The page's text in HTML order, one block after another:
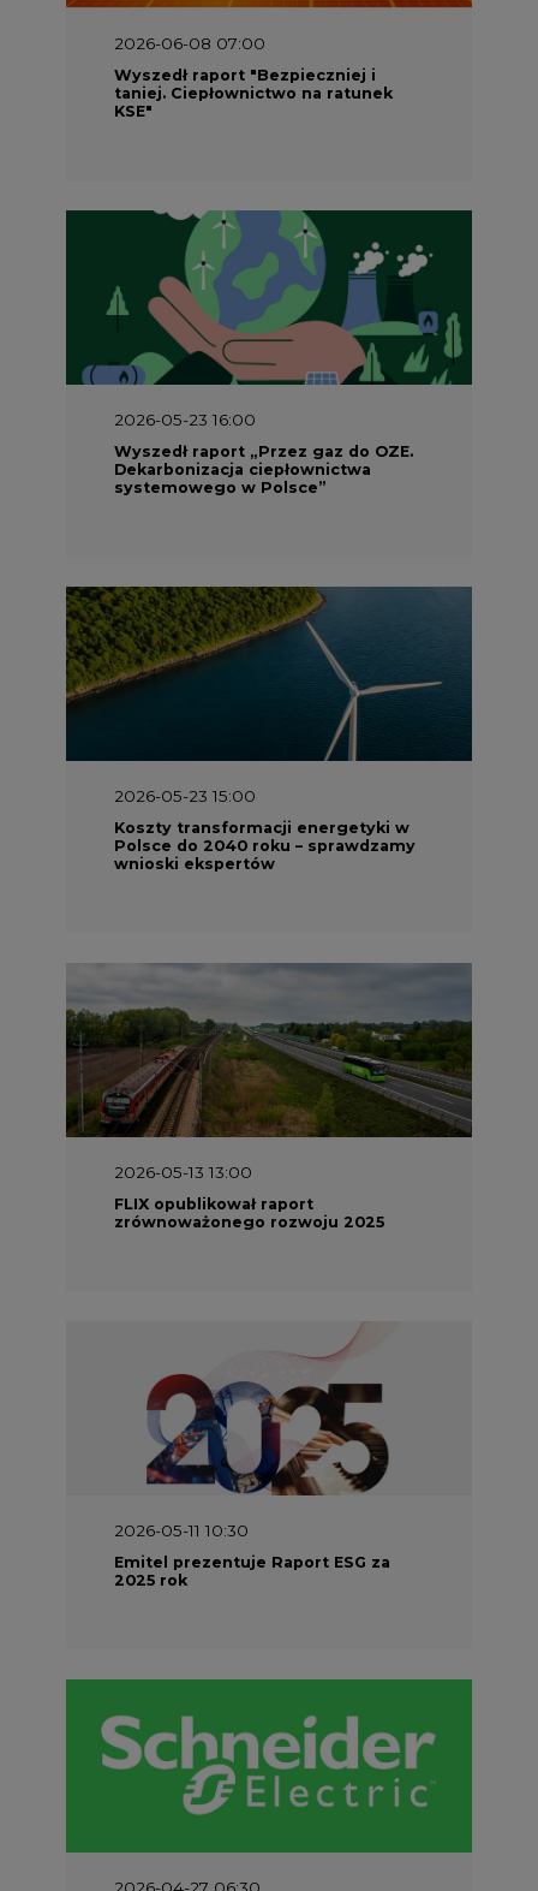
2026-06-08 07:00
Wyszedł raport "Bezpieczniej i
taniej. Ciepłownictwo na ratunek
KSE"
2026-05-23 16:00
Wyszedł raport „Przez gaz do OZE.
Dekarbonizacja ciepłownictwa
systemowego w Polsce”
2026-05-23 15:00
Koszty transformacji energetyki w
Polsce do 2040 roku – sprawdzamy
wnioski ekspertów
2026-05-13 13:00
FLIX opublikował raport
zrównoważonego rozwoju 2025
2026-05-11 10:30
Emitel prezentuje Raport ESG za
2025 rok
2026-04-27 06:30